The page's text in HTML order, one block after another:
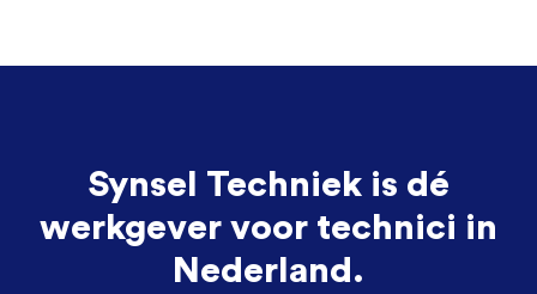
Synsel Techniek is dé
werkgever voor technici in
Nederland.